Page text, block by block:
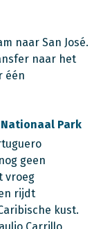
naar San José.
naar het
één
Park
geen
vroeg
rijdt
kust.